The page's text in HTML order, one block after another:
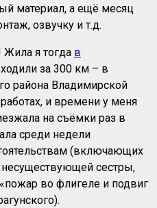
материал, а ещё месяц
озвучку и т.д.
Жила я тогда в
за 300 км – в
района Владимирской
и времени у меня
на съёмки раз в
среди недели
(включающих
несуществующей сестры,
во флигеле и подвиг